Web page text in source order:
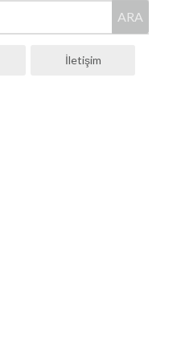
ARA
İletişim